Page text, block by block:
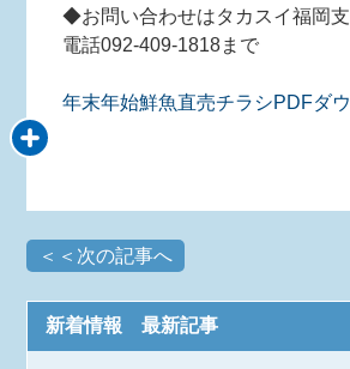
◆お問い合わせはタカスイ福岡
電話092-409-1818まで
年末年始鮮魚直売チラシPDFダ
＜＜次の記事へ
新着情報 最新記事